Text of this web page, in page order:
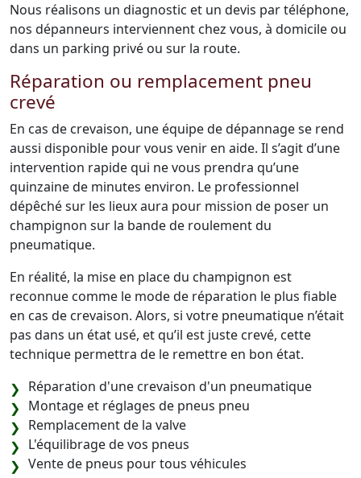
Nous réalisons un diagnostic et un devis par téléphone,
nos dépanneurs interviennent chez vous, à domicile ou
dans un parking privé ou sur la route.
Réparation ou remplacement pneu
crevé
En cas de crevaison, une équipe de dépannage se rend
aussi disponible pour vous venir en aide. Il s’agit d’une
intervention rapide qui ne vous prendra qu’une
quinzaine de minutes environ. Le professionnel
dépêché sur les lieux aura pour mission de poser un
champignon sur la bande de roulement du
pneumatique.
En réalité, la mise en place du champignon est
reconnue comme le mode de réparation le plus fiable
en cas de crevaison. Alors, si votre pneumatique n’était
pas dans un état usé, et qu’il est juste crevé, cette
technique permettra de le remettre en bon état.
Réparation d'une crevaison d'un pneumatique
Montage et réglages de pneus pneu
Remplacement de la valve
L'équilibrage de vos pneus
Vente de pneus pour tous véhicules